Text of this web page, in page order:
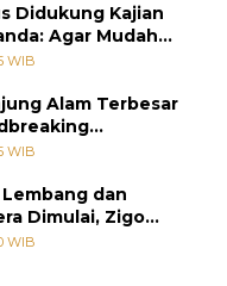
Didukung Kajian
Agar Mudah
WIB
Alam Terbesar
WIB
dan
Dimulai, Zigo
Berjalan
WIB